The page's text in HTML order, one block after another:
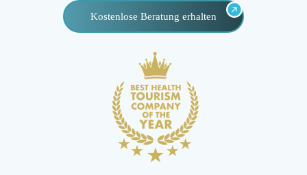
Kostenlose Beratung erhalten